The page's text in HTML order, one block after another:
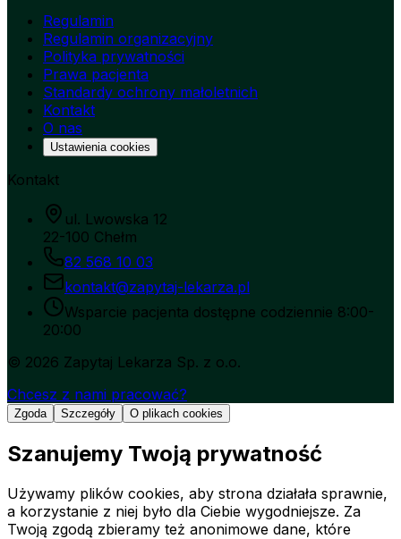
Regulamin
Regulamin organizacyjny
Polityka prywatności
Prawa pacjenta
Standardy ochrony małoletnich
Kontakt
O nas
Ustawienia cookies
Kontakt
ul. Lwowska 12
22-100 Chełm
82 568 10 03
kontakt@zapytaj-lekarza.pl
Wsparcie pacjenta dostępne codziennie 8:00-
20:00
© 2026 Zapytaj Lekarza Sp. z o.o.
Chcesz z nami pracować?
Zgoda Szczegóły O plikach cookies
Szanujemy Twoją prywatność
Używamy plików cookies, aby strona działała sprawnie,
a korzystanie z niej było dla Ciebie wygodniejsze. Za
Twoją zgodą zbieramy też anonimowe dane, które